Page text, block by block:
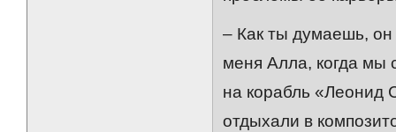
– Как ты думаешь,
меня Алла, когда мы
на корабль «Леонид
отдыхали в